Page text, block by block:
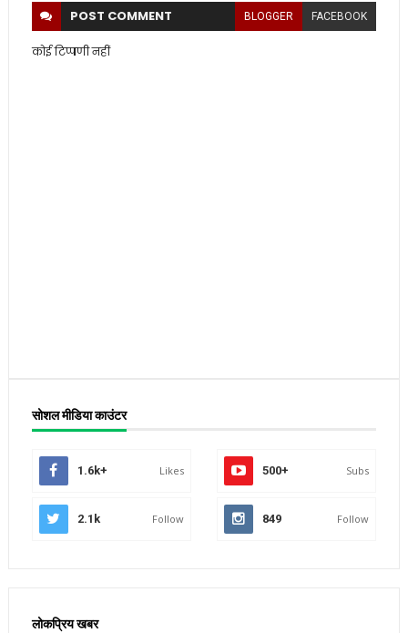
POST COMMENT BLOGGER FACEBOOK
कोई टिप्पणी नहीं
सोशल मीडिया काउंटर
1.6k+ Likes 500+ Subs
2.1k Follow 849 Follow
लोकप्रिय खबर